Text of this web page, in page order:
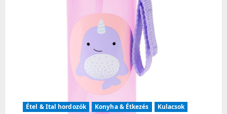
Étel & Ital hordozók Konyha & Étkezés
Kulacsok